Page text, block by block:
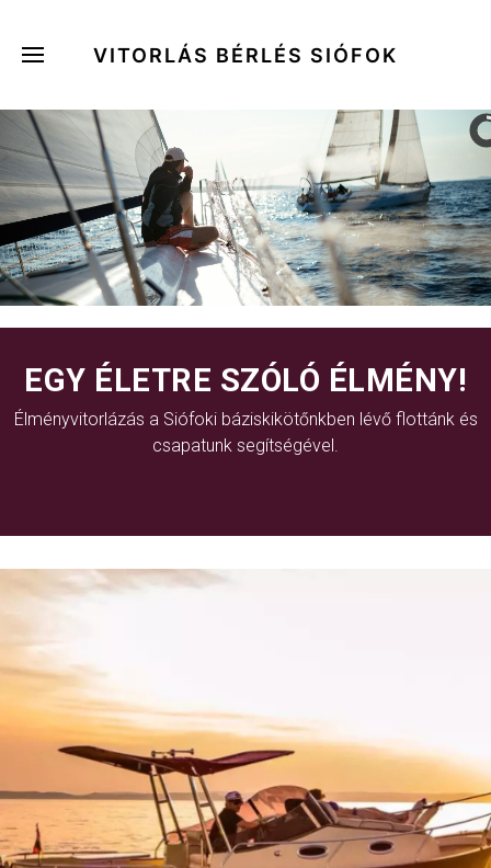
VITORLÁS BÉRLÉS SIÓFOK
EGY ÉLETRE SZÓLÓ ÉLMÉNY!
Élményvitorlázás a Siófoki báziskikötőnkben lévő flottánk és
csapatunk segítségével.